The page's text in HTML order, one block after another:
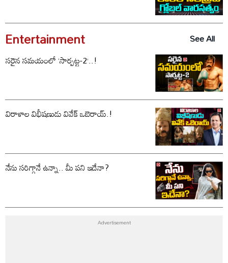
Entertainment
See All
సరైన సమయంలో ‘సార్పట్ట-2’..!
విరాళాల విభీషణుడు వివేక్ ఒబెరాయ్.!
నేను సరిగ్గానే ఉన్నా.. మీ పని ఇదేనా?